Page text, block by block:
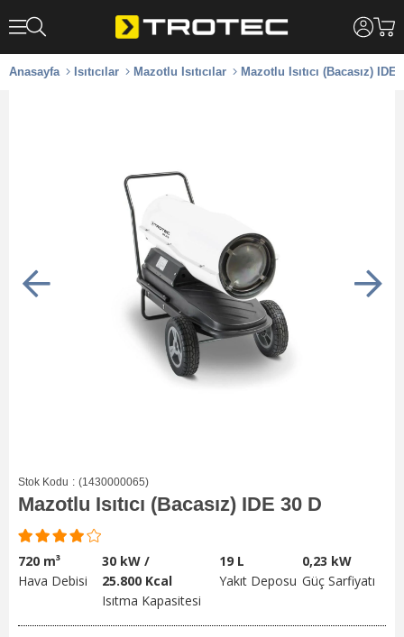
Anasayfa Isıtıcılar Mazotlu Isıtıcılar Mazotlu Isıtıcı (Bacasız) IDE
Stok Kodu (1430000065)
Mazotlu Isıtıcı (Bacasız) IDE 30 D
720 m³
Hava Debisi
30 kW /
25.800 Kcal
Isıtma Kapasitesi
19 L
Yakıt Deposu
0,23 kW
Güç Sarfiyatı